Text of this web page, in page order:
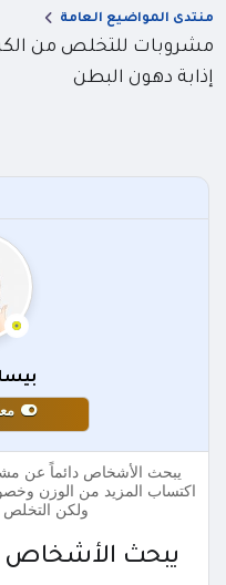
منتدى المواضيع العامة
مشروبات للتخلص من
إذابة دهون البطن
يبحث الأشخاص دائماً عن
اكتساب المزيد من الوزن
ولكن التخلص
يبحث الأشخاص